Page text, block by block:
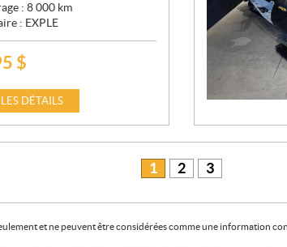
: 8 000 km
: EXPLE
$
DÉTAILS
1 2 3
et ne peuvent être considérées comme une information